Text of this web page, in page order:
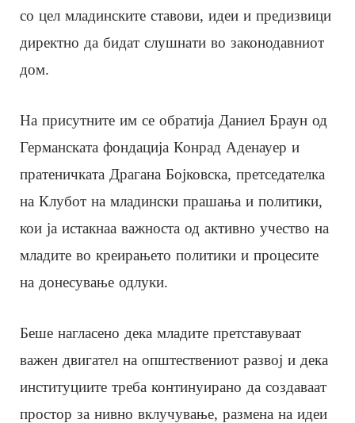
со цел младинските ставови, идеи и предизвици
директно да бидат слушнати во законодавниот
дом.
На присутните им се обратија Даниел Браун од
Германската фондација Конрад Аденауер и
пратеничката Драгана Бојковска, претседателка
на Клубот на младински прашања и политики,
кои ја истакнаа важноста од активно учество на
младите во креирањето политики и процесите
на донесување одлуки.
Беше нагласено дека младите претставуваат
важен двигател на општествениот развој и дека
институциите треба континуирано да создаваат
простор за нивно вклучување, размена на идеи